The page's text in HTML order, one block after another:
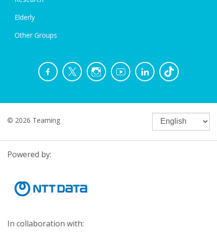
Elderly
Other Groups
© 2026 Teaming
Powered by:
In collaboration with: